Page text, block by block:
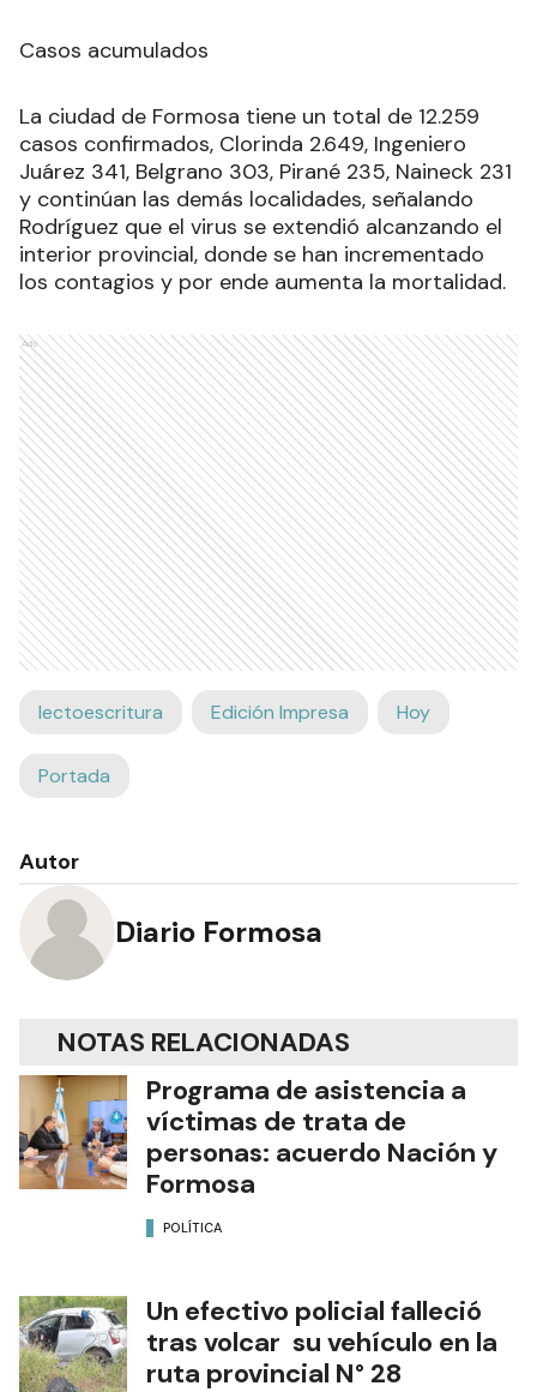
Casos acumulados
La ciudad de Formosa tiene un total de 12.259
casos confirmados, Clorinda 2.649, Ingeniero
Juárez 341, Belgrano 303, Pirané 235, Naineck 231
y continúan las demás localidades, señalando
Rodríguez que el virus se extendió alcanzando el
interior provincial, donde se han incrementado
los contagios y por ende aumenta la mortalidad.
Ads
lectoescritura Edición Impresa Hoy
Portada
Autor
Diario Formosa
NOTAS RELACIONADAS
Programa de asistencia a
víctimas de trata de
personas: acuerdo Nación y
Formosa
POLÍTICA
Un efectivo policial falleció
tras volcar su vehículo en la
ruta provincial N° 28